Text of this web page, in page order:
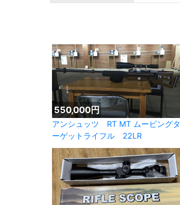
550,000円
アンシュッツ RT MT ムービングタ
ーゲットライフル 22LR